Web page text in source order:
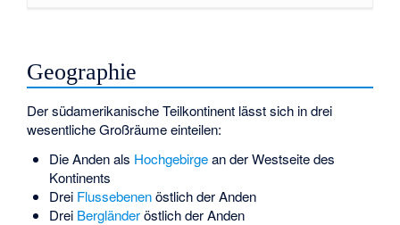
Geographie
Der südamerikanische Teilkontinent lässt sich in drei
wesentliche Großräume einteilen:
Die Anden als Hochgebirgean der Westseite des
Kontinents
Drei Flussebenenöstlich der Anden
Drei Bergländeröstlich der Anden